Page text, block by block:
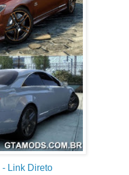
- Link Direto